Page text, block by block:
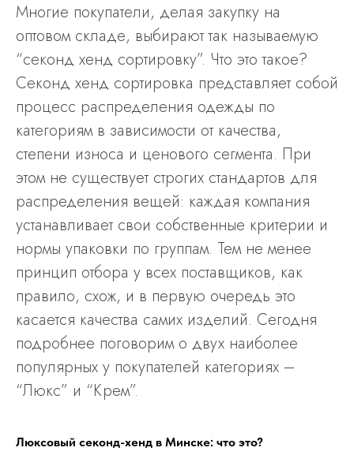
Многие покупатели, делая закупку на
оптовом складе, выбирают так называемую
“секонд хенд сортировку”. Что это такое?
Секонд хенд сортировка представляет собой
процесс распределения одежды по
категориям в зависимости от качества,
степени износа и ценового сегмента. При
этом не существует строгих стандартов для
распределения вещей: каждая компания
устанавливает свои собственные критерии и
нормы упаковки по группам. Тем не менее
принцип отбора у всех поставщиков, как
правило, схож, и в первую очередь это
касается качества самих изделий. Сегодня
подробнее поговорим о двух наиболее
популярных у покупателей категориях –
“Люкс” и “Крем”.
Люксовый секонд-хенд в Минске: что это?